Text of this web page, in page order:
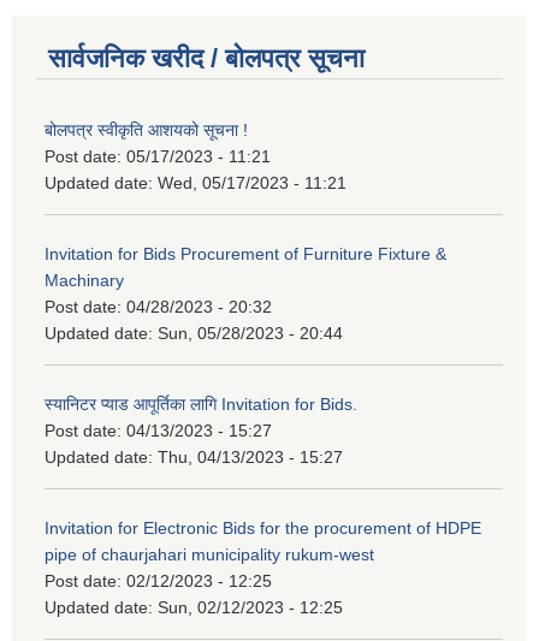
सार्वजनिक खरीद / बोलपत्र सूचना
बोलपत्र स्वीकृति आशयको सूचना !
Post date: 05/17/2023 - 11:21
Updated date: Wed, 05/17/2023 - 11:21
Invitation for Bids Procurement of Furniture Fixture &
Machinary
Post date: 04/28/2023 - 20:32
Updated date: Sun, 05/28/2023 - 20:44
स्यानिटर प्याड आपूर्तिका लागि Invitation for Bids.
Post date: 04/13/2023 - 15:27
Updated date: Thu, 04/13/2023 - 15:27
Invitation for Electronic Bids for the procurement of HDPE
pipe of chaurjahari municipality rukum-west
Post date: 02/12/2023 - 12:25
Updated date: Sun, 02/12/2023 - 12:25